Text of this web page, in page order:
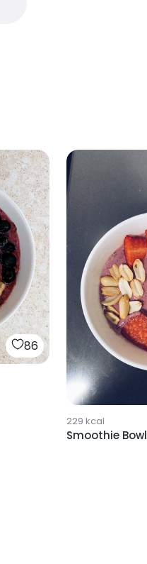
86
229 kcal
Smoothie Bowl